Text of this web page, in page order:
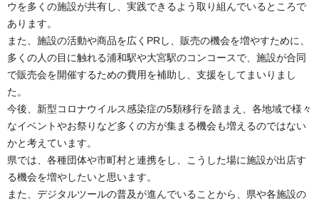
ウを多くの施設が共有し、実践できるよう取り組んでいるところで
あります。
また、施設の活動や商品を広くPRし、販売の機会を増やすために、
多くの人の目に触れる浦和駅や大宮駅のコンコースで、施設が合同
で販売会を開催するための費用を補助し、支援をしてまいりまし
た。
今後、新型コロナウイルス感染症の5類移行を踏まえ、各地域で様々
なイベントやお祭りなど多くの方が集まる機会も増えるのではない
かと考えています。
県では、各種団体や市町村と連携をし、こうした場に施設が出店す
る機会を増やしたいと思います。
また、デジタルツールの普及が進んでいることから、県や各施設の